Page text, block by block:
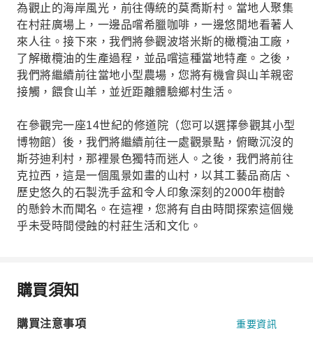
為觀止的海岸風光，前往傳統的莫喬斯村。當地人聚集
在村莊廣場上，一邊品嚐希臘咖啡，一邊悠閒地看著人
來人往。接下來，我們將參觀波塔米斯的橄欖油工廠，
了解橄欖油的生產過程，並品嚐這種當地特產。之後，
我們將繼續前往當地小型農場，您將有機會與山羊親密
接觸，餵食山羊，並近距離體驗鄉村生活。
在參觀完一座14世紀的修道院（您可以選擇參觀其小型
博物館）後，我們將繼續前往一處觀景點，俯瞰沉沒的
斯芬迪利村，那裡景色獨特而迷人。之後，我們將前往
克拉西，這是一個風景如畫的山村，以其工藝品商店、
歷史悠久的石製洗手盆和令人印象深刻的2000年樹齡
的懸鈴木而聞名。在這裡，您將有自由時間探索這個幾
乎未受時間侵蝕的村莊生活和文化。
購買須知
購買注意事項 重要資訊